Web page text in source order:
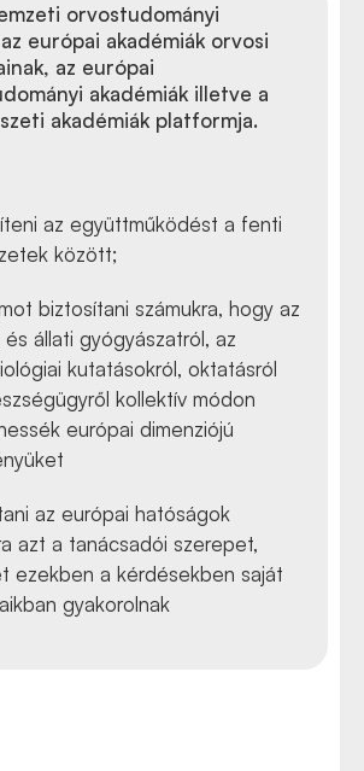
orvostudományi
európai akadémiák orvosi
az európai
akadémiák illetve a
akadémiák platformja.
az együttműködést a fenti
között;
biztosítani számukra, hogy az
állati gyógyászatról, az
kutatásokról, oktatásról
kollektív módon
európai dimenziójú
az európai hatóságok
azt a tanácsadói szerepet,
ezekben a kérdésekben saját
gyakorolnak